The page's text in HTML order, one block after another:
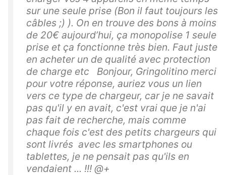
sur une seule prise (Bon il faut toujours les
câbles ;) ). On en trouve des bons à moins
de 20€ aujourd’hui, ça monopolise 1 seule
prise et ça fonctionne très bien. Faut juste
en acheter un de qualité avec protection
de charge etc Bonjour, Gringolitino merci
pour votre réponse, auriez vous un lien
vers ce type de chargeur, car je ne savait
pas qu'il y en avait, c'est vrai que je n'ai
pas fait de recherche, mais comme
chaque fois c'est des petits chargeurs qui
sont livrés avec les smartphones ou
tablettes, je ne pensait pas qu'ils en
vendaient ... !!! @+